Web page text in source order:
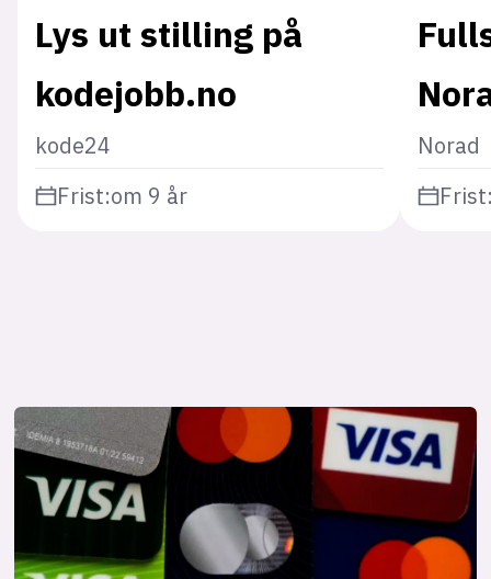
Lys ut stilling på
kodejobb.no
kode24
Frist:om 9 år
Norad